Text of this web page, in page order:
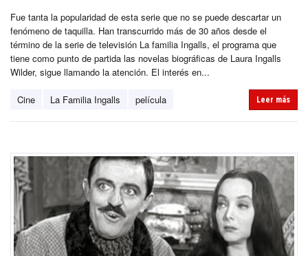
Fue tanta la popularidad de esta serie que no se puede descartar un
fenómeno de taquilla. Han transcurrido más de 30 años desde el
término de la serie de televisión La familia Ingalls, el programa que
tiene como punto de partida las novelas biográficas de Laura Ingalls
Wilder, sigue llamando la atención. El interés en...
Cine La Familia Ingalls película Leer más